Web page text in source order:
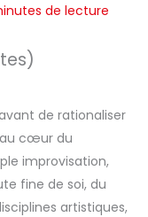
de lecture
de rationaliser
au cœur du
improvisation,
fine de soi, du
artistiques,